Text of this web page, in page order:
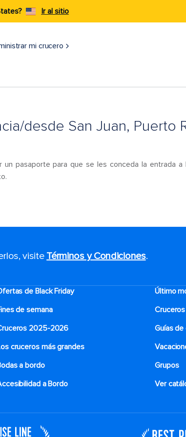
Ir al sitio
mi crucero
desde San Juan, Puerto
pasaporte para que se les conceda la entrada a
visite Términos y Condiciones.
de Black Friday
Último
de semana
2025-2026
Guías
cruceros más grandes
a bordo
Grupos
a Bordo
Ver